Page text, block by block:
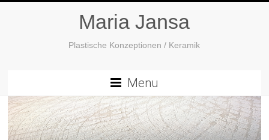
Maria Jansa
Plastische Konzeptionen / Keramik
Menu